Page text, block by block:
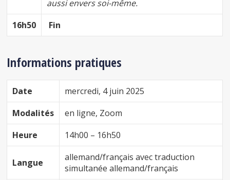
aussi envers soi-même.
16h50
Fin
Informations pratiques
Date
mercredi, 4 juin 2025
Modalités
en ligne, Zoom
Heure
14h00 – 16h50
Langue
allemand/français avec traduction
simultanée allemand/français